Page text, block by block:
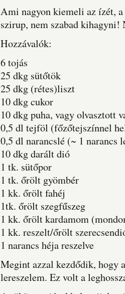
Ami nagyon kiemeli az ízét,
szirup, nem szabad
Hozzávalók:
6 tojás
25 dkg sütőtök
25 dkg (rétes)liszt
10 dkg cukor
10 dkg puha, vagy olvasztott
0,5 dl tejföl (főzőtejszínnel
0,5 dl narancslé (~ 1 narancs
10 dkg darált dió
1 tk. sütőpor
1 tk. őrölt gyömbér
1 kk. őrölt fahéj
1tk. őrölt szegfűszeg
1 kk. őrölt kardamom
1 kk. reszelt/őrölt
1 narancs héja reszelve
Megint azzal kezdődik, hogy
lereszelem. Ez volt a